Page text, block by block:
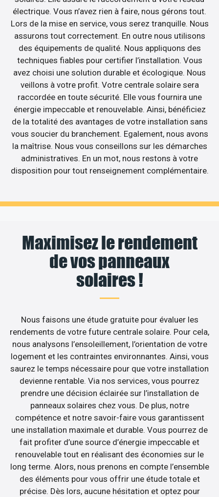
électrique. Vous n’avez rien à faire, nous gérons tout.
Lors de la mise en service, vous serez tranquille. Nous
assurons tout correctement. En outre nous utilisons
des équipements de qualité. Nous appliquons des
techniques fiables pour certifier l’installation. Vous
avez choisi une solution durable et écologique. Nous
veillons à votre profit. Votre centrale solaire sera
raccordée en toute sécurité. Elle vous fournira une
énergie impeccable et renouvelable. Ainsi, bénéficiez
de la totalité des avantages de votre installation sans
vous soucier du branchement. Egalement, nous avons
la maîtrise. Nous vous conseillons sur les démarches
administratives. En un mot, nous restons à votre
disposition pour tout renseignement complémentaire.
Maximisez le rendement
de vos panneaux
solaires !
Nous faisons une étude gratuite pour évaluer les
rendements de votre future centrale solaire. Pour cela,
nous analysons l’ensoleillement, l’orientation de votre
logement et les contraintes environnantes. Ainsi, vous
saurez le temps nécessaire pour que votre installation
devienne rentable. Via nos services, vous pourrez
prendre une décision éclairée sur l’installation de
panneaux solaires chez vous. De plus, notre
compétence et notre savoir-faire vous garantissent
une installation maximale et durable. Vous pourrez de
fait profiter d’une source d’énergie impeccable et
renouvelable tout en réalisant des économies sur le
long terme. Alors, nous prenons en compte l’ensemble
des éléments pour vous offrir une étude totale et
précise. Dès lors, aucune hésitation et optez pour